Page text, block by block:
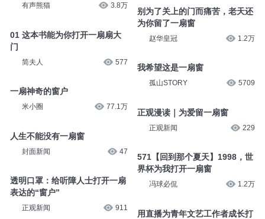
有声熊猫 3.8万
01 这本书能为你打开一扇扇大
门
简夫人 577
一扇神奇的窗户
米小圈 77.1万
人生不能没有一扇窗
封面新闻 47
透明口罩：给听障人士打开一扇
表达的“窗户”
正观新闻 911
别为了关上的门而痛苦，老天还
为你留了一扇窗
赵华皇冠 1.2万
我希望这是一扇窗
孤山STORY 5709
正观漫读｜为爱留一扇窗
正观新闻 229
571【回到那个夏天】1998，世
界杯为我打开一扇窗
冯球必侃 1.2万
用直播为青年文艺工作者成长打